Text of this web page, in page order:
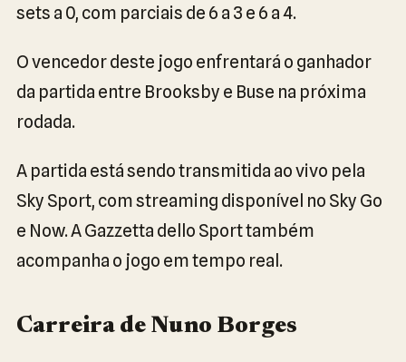
sets a 0, com parciais de 6 a 3 e 6 a 4.
O vencedor deste jogo enfrentará o ganhador
da partida entre Brooksby e Buse na próxima
rodada.
A partida está sendo transmitida ao vivo pela
Sky Sport, com streaming disponível no Sky Go
e Now. A Gazzetta dello Sport também
acompanha o jogo em tempo real.
Carreira de Nuno Borges